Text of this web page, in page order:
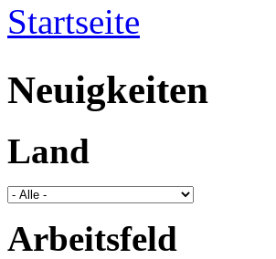
Sie sind hier
Startseite
Neuigkeiten
Land
Arbeitsfeld